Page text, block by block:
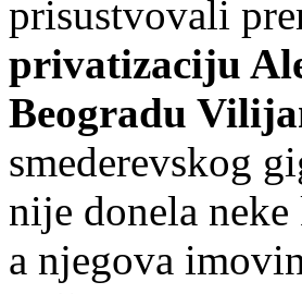
prisustvovali
privatizaciju
Beogradu
smederevskog
nije donela
a njegova